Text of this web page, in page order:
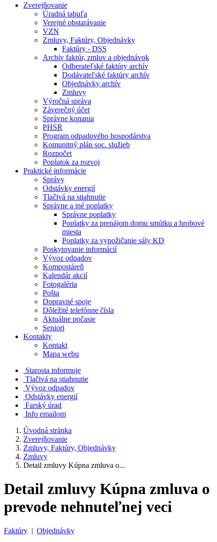
Zverejňovanie
Úradná tabuľa
Verejné obstarávanie
VZN
Zmluvy, Faktúry, Objednávky
Faktúry - DSS
Archív faktúr, zmluv a objednávok
Odberateľské faktúry archív
Dodávateľské faktúry archív
Objednávky archív
Zmluvy
Výročná správa
Záverečný účet
Správne konania
PHSR
Program odpadového hospodárstva
Komunitný plán soc. služieb
Rozpočet
Poplatok za rozvoj
Praktické informácie
Správy
Odstávky energií
Tlačivá na stiahnutie
Správne a iné poplatky
Správne poplatky
Poplatky za prenájom domu smútku a hrobové
miesta
Poplatky za vypožičanie sály KD
Poskytovanie informácií
Vývoz odpadov
Kompostáreň
Kalendár akcií
Fotogaléria
Pošta
Dopravné spoje
Dôležité telefónne čísla
Aktuálne počasie
Seniori
Kontakty
Kontakt
Mapa webu
Starosta informuje
Tlačivá na stiahnutie
Vývoz odpadov
Odstávky energií
Farský úrad
Info emailom
Úvodná stránka
Zverejňovanie
Zmluvy, Faktúry, Objednávky
Zmluvy
Detail zmluvy Kúpna zmluva o...
Detail zmluvy Kúpna zmluva o
prevode nehnuteľnej veci
Faktúry | Objednávky